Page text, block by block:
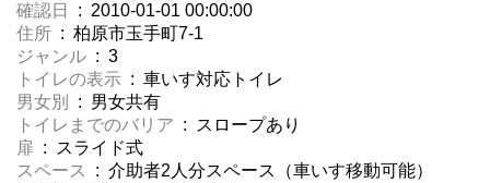
確認日
: 2010-01-01 00:00:00
住所 : 柏原市玉手町7-1
ジャンル : 3
トイレの表示 : 車いす対応トイレ
男女別
: 男女共有
トイレまでのバリア : スロープあり
扉 : スライド式
スペース
: 介助者2人分スペース（車いす移動可能）